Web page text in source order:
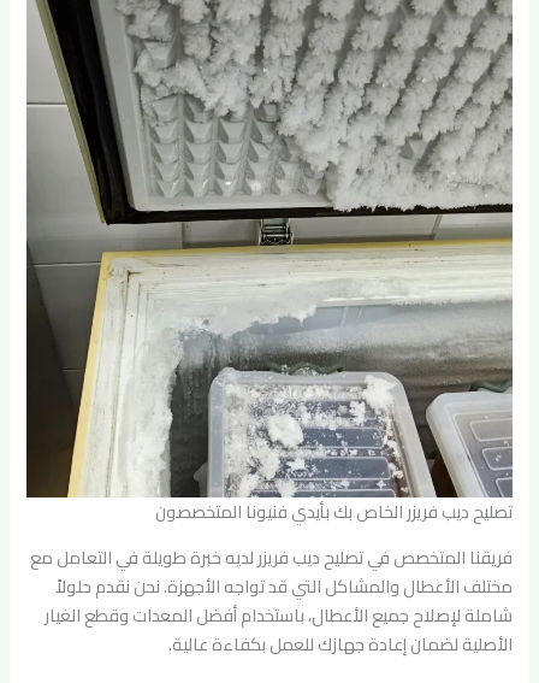
تصليح ديب فريزر الخاص بك بأيدي فنيونا المتخصصون
فريقنا المتخصص في تصليح ديب فريزر لديه خبرة طويلة في التعامل مع
مختلف الأعطال والمشاكل التي قد تواجه الأجهزة. نحن نقدم حلولاً
شاملة لإصلاح جميع الأعطال، باستخدام أفضل المعدات وقطع الغيار
الأصلية لضمان إعادة جهازك للعمل بكفاءة عالية.